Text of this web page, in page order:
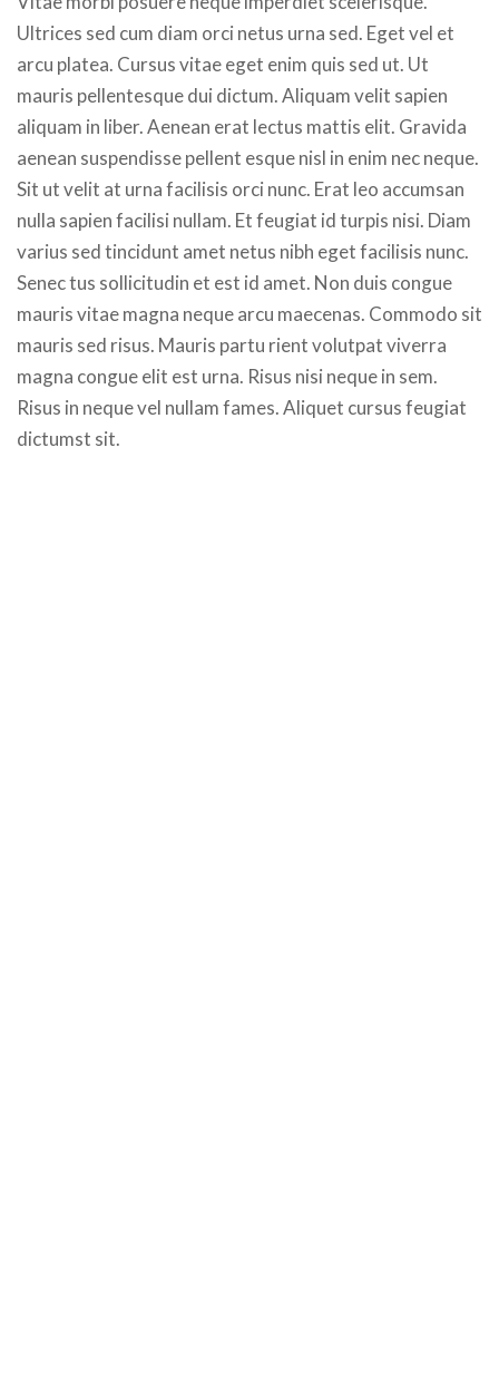
Ultrices sed cum diam orci netus urna sed. Eget vel et
arcu platea. Cursus vitae eget enim quis sed ut. Ut
mauris pellentesque dui dictum. Aliquam velit sapien
aliquam in liber. Aenean erat lectus mattis elit. Gravida
aenean suspendisse pellent esque nisl in enim nec neque.
Sit ut velit at urna facilisis orci nunc. Erat leo accumsan
nulla sapien facilisi nullam. Et feugiat id turpis nisi. Diam
varius sed tincidunt amet netus nibh eget facilisis nunc.
Senec tus sollicitudin et est id amet. Non duis congue
mauris vitae magna neque arcu maecenas. Commodo sit
mauris sed risus. Mauris partu rient volutpat viverra
magna congue elit est urna. Risus nisi neque in sem.
Risus in neque vel nullam fames. Aliquet cursus feugiat
dictumst sit.